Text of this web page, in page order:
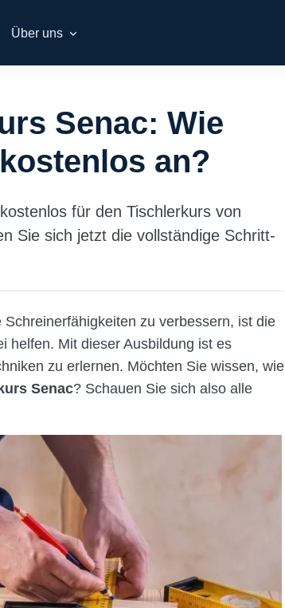
Über uns
Senac: Wie
an?
für den Tischlerkurs von
Sie sich jetzt die vollständige Schritt-
zu verbessern, ist die
helfen. Mit dieser Ausbildung ist es
zu erlernen. Möchten Sie wissen, wie
Senac? Schauen Sie sich also alle